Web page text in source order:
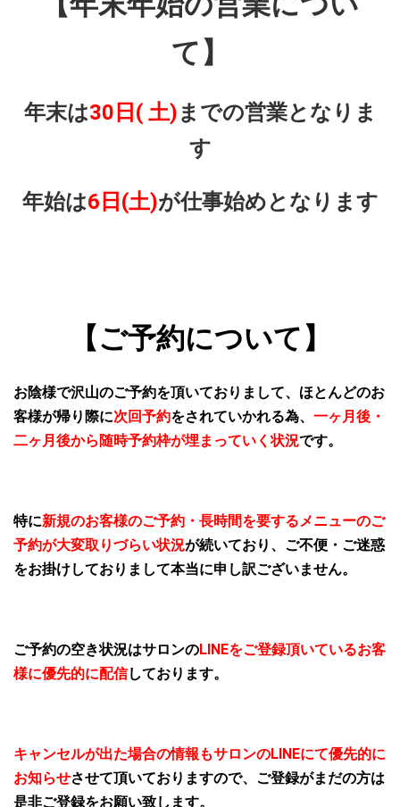
て】
年末は30日( 土)までの営業となりま
す
年始は6日(土)が仕事始めとなります
【ご予約について】
お陰様で沢山のご予約を頂いておりまして、ほとんどのお
客様が帰り際に次回予約をされていかれる為、 一ヶ月後・
二ヶ月後から随時予約枠が埋まっていく状況です。
特に新規のお客様のご予約・長時間を要するメニューのご
予約が大変取りづらい状況が続いており、ご不便・ご迷惑
をお掛けしておりまして本当に申し訳ございません。
ご予約の空き状況はサロンのLINEをご登録頂いているお客
様に優先的に配信しております。
キャンセルが出た場合の情報もサロンのLINEにて優先的に
お知らせさせて頂いておりますので、ご登録がまだの方は
是非ご登録をお願い致します。